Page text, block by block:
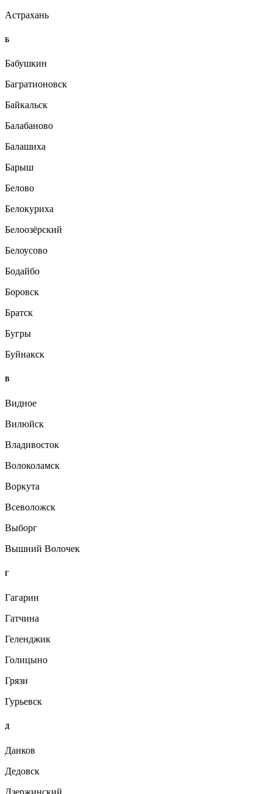
Астрахань
Б
Бабушкин
Багратионовск
Байкальск
Балабаново
Балашиха
Барыш
Белово
Белокуриха
Белоозёрский
Белоусово
Бодайбо
Боровск
Братск
Бугры
Буйнакск
В
Видное
Вилюйск
Владивосток
Волоколамск
Воркута
Всеволожск
Выборг
Вышний Волочек
Г
Гагарин
Гатчина
Геленджик
Голицыно
Грязи
Гурьевск
Д
Данков
Дедовск